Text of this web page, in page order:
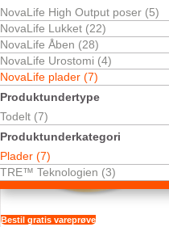
NovaLife High Output poser (5)
NovaLife Lukket (22)
NovaLife Åben (28)
NovaLife Urostomi (4)
NovaLife plader (7)
Produktundertype
Todelt (7)
Produktunderkategori
Plader (7)
TRE™ Teknologien (3)
Bestil gratis vareprøve